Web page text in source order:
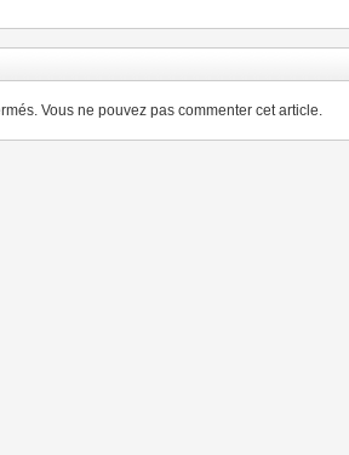
Vous ne pouvez pas commenter cet article.